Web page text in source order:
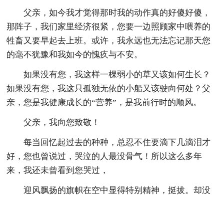
父亲，如今我才觉得那时我的动作真的好傻好傻，
那阵子，我们家里经济很紧，您要一边照顾家中喂养的
牲畜又要早起去上班。或许，我永远也无法忘记那天您
的毫不犹豫和我如今的愧疚与不安。
如果没有您，我这样一棵弱小的草又该如何生长？
如果没有您，我这只孤独无依的小船又该驶向何处？父
亲，您是我健康成长的“营养”，是我前行时的顺风。
父亲，我向您致敬！
每当回忆起过去的种种，总忍不住要滴下几滴泪才
好，您也曾说过，哭泣的人最没骨气！所以这么多年
来，我还未曾看到您哭过，
迎风飘扬的旗帜在空中显得特别精神，挺拔。却没